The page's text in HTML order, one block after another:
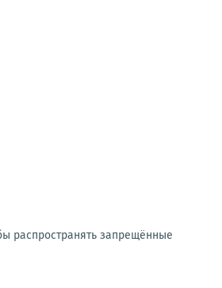
распространять запрещённые